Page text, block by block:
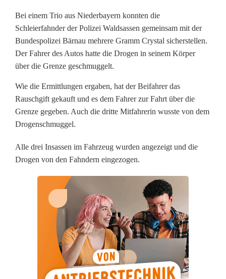
y
s
t
a
l
i
m
K
ö
Bei einem Trio aus Niederbayern konnten die
Schleierfahnder der Polizei Waldsassen gemeinsam mit der
Bundespolizei Bärnau mehrere Gramm Crystal sicherstellen.
Der Fahrer des Autos hatte die Drogen in seinem Körper
über die Grenze geschmuggelt.
Wie die Ermittlungen ergaben, hat der Beifahrer das
Rauschgift gekauft und es dem Fahrer zur Fahrt über die
Grenze gegeben. Auch die dritte Mitfahrerin wusste von dem
Drogenschmuggel.
Alle drei Insassen im Fahrzeug wurden angezeigt und die
Drogen von den Fahndern eingezogen.